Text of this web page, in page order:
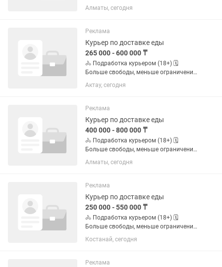
Требование к продавцу :от 21 года и
старше, без вредных привычек
аккуратный, честный, внимательный! С
опытом...
Алматы, сегодня
Реклама
Курьер по доставке еды
265 000 - 600 000 ₸
🚴 Подработка курьером (18+) 🗓️
Больше свободы, меньше ограничений
по графику. ✅ Свободный график ✅
Можно без опыта ✅ Пешком, на
автомобиле ✅ Подходит студентам и
тем, кто...
Актау, сегодня
Реклама
Курьер по доставке еды
400 000 - 800 000 ₸
🚴 Подработка курьером (18+) 🗓️
Больше свободы, меньше ограничений
по графику. ✅ Свободный график ✅
Можно без опыта ✅ Пешком, на
автомобиле ✅ Подходит студентам и
тем, кто...
Алматы, сегодня
Реклама
Курьер по доставке еды
250 000 - 550 000 ₸
🚴 Подработка курьером (18+) 🗓️
Больше свободы, меньше ограничений
по графику. ✅ Свободный график ✅
Можно без опыта ✅ Пешком, на
автомобиле ✅ Подходит студентам и
Костанай, сегодня
Реклама